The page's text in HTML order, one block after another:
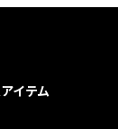
フォーカスブランド
イテム